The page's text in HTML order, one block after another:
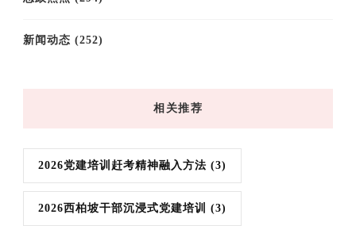
新闻动态 (252)
相关推荐
2026党建培训赶考精神融入方法 (3)
2026西柏坡干部沉浸式党建培训 (3)